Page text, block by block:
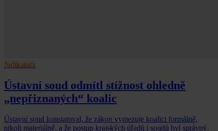
Judikatura
Ústavní soud odmítl stížnost ohledně
„nepřiznaných“ koalic
Ústavní soud konstatoval, že zákon vymezuje koalici formálně,
nikoli materiálně, a že postup krajských úřadů i soudů byl správný.